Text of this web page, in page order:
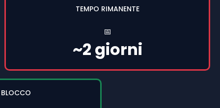
TEMPO RIMANENTE
📅
~2 giorni